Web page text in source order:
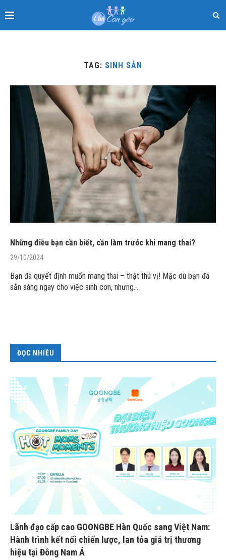
TAG: SINH SẢN
Những điều bạn cần biết, cần làm trước khi mang thai?
29/10/2024
Bạn đã quyết định muốn mang thai – thật thú vị! Mặc dù bạn đã
sẳn sàng ngay cho việc sinh con, nhưng…
ĐỌC NHIỀU
Lãnh đạo cấp cao GOONGBE Hàn Quốc sang Việt Nam:
Hành trình kết nối chiến lược, lan tỏa giá trị thương
hiệu tại Đông Nam Á